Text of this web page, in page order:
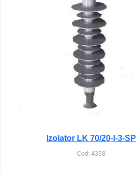
Izolator LK 70/20-I-3-SP
Cod:4358